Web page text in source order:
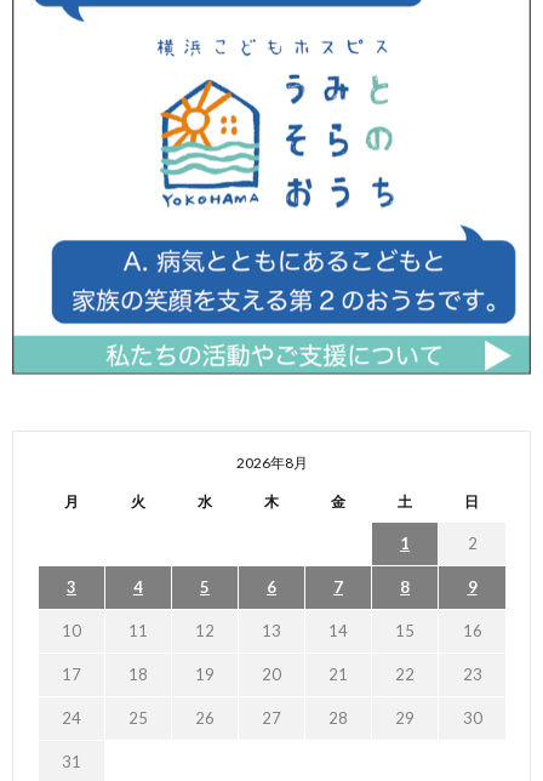
2026年8月
月 火 水 木 金 土 日
1 2
3 4 5 6 7 8 9
10 11 12 13 14 15 16
17 18 19 20 21 22 23
24 25 26 27 28 29 30
31